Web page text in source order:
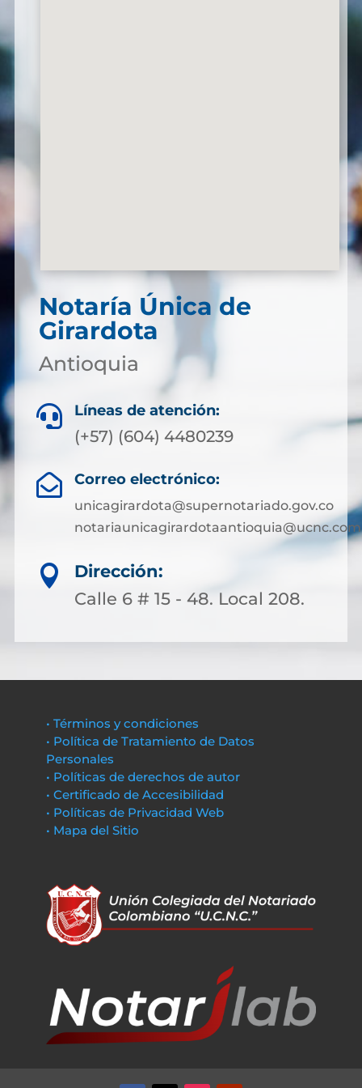
Notaría Única de
Girardota
Antioquia
 Líneas de atención:
(+57) (604) 4480239
 Correo electrónico:
unicagirardota@supernotariado.gov.co

Dirección:
Calle 6 # 15 - 48. Local 208.
• Términos y condiciones
• Política de Tratamiento de Datos
Personales
• Políticas de derechos de autor
• Certificado de Accesibilidad
• Políticas de Privacidad Web
• Mapa del Sitio